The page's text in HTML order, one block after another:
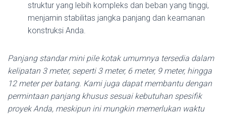
struktur yang lebih kompleks dan beban yang tinggi,
menjamin stabilitas jangka panjang dan keamanan
konstruksi Anda.
Panjang standar mini pile kotak umumnya tersedia dalam
kelipatan 3 meter, seperti 3 meter, 6 meter, 9 meter, hingga
12 meter per batang. Kami juga dapat membantu dengan
permintaan panjang khusus sesuai kebutuhan spesifik
proyek Anda, meskipun ini mungkin memerlukan waktu